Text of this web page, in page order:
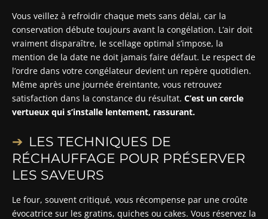
Vous veillez à refroidir chaque mets sans délai, car la
conservation débute toujours avant la congélation. L’air doit
vraiment disparaître, le scellage optimal s’impose, la
mention de la date ne doit jamais faire défaut. Le respect de
l’ordre dans votre congélateur devient un repère quotidien.
Même après une journée éreintante, vous retrouvez
satisfaction dans la constance du résultat. C’est un cercle
vertueux qui s’installe lentement, rassurant.
LES TECHNIQUES DE
RÉCHAUFFAGE POUR PRÉSERVER
LES SAVEURS
Le four, souvent critiqué, vous récompense par une croûte
évocatrice sur les gratins, quiches ou cakes. Vous réservez la